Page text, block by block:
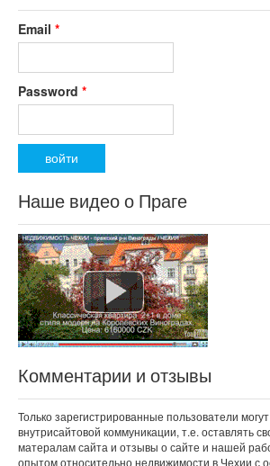
Email *
Password *
Наше видео о Праге
Комментарии и отзывы
Только зарегистрированные пользователи
внутрисайтовой коммуникации, т.е. оставлять
матералам сайта и отзывы о сайте и нашей
опытом относительно недвижимости в Чехии с